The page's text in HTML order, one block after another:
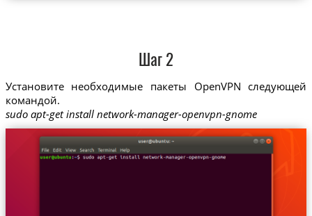
Шаг 2
Установите необходимые пакеты OpenVPN следующей
командой.
sudo apt-get install network-manager-openvpn-gnome